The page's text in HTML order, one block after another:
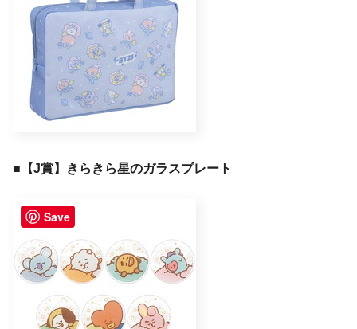
■ 【J賞】きらきら星のガラスプレート
Save